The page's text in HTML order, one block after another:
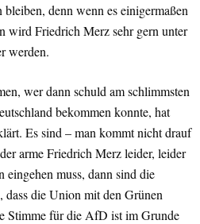
denn wenn es einigermaßen
wird Friedrich Merz sehr gern unter
werden.
wer dann schuld am schlimmsten
bekommen konnte, hat
Es sind – man kommt nicht drauf
arme Friedrich Merz leider, leider
muss, dann sind die
die Union mit den Grünen
Stimme für die AfD ist im Grunde